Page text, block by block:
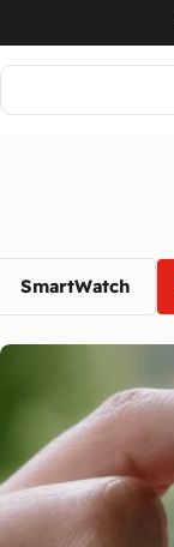
SmartWatch